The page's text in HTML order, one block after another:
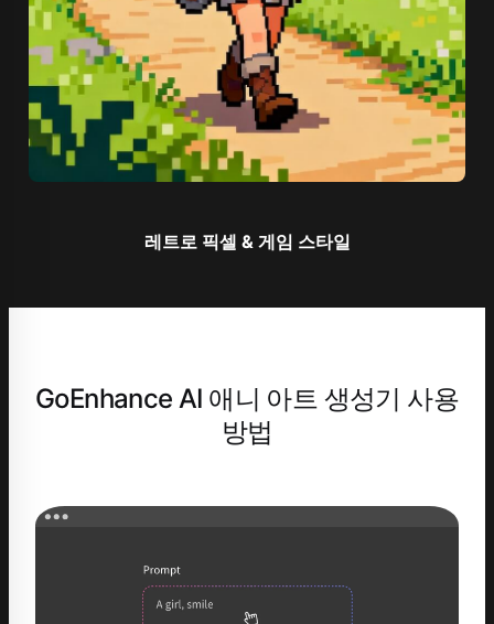
레트로 픽셀 & 게임 스타일
GoEnhance AI 애니 아트 생성기 사용
방법